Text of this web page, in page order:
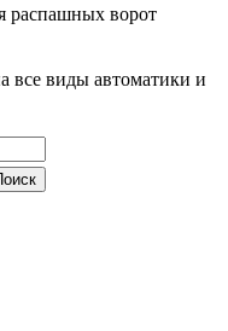
распашных ворот
все виды автоматики и